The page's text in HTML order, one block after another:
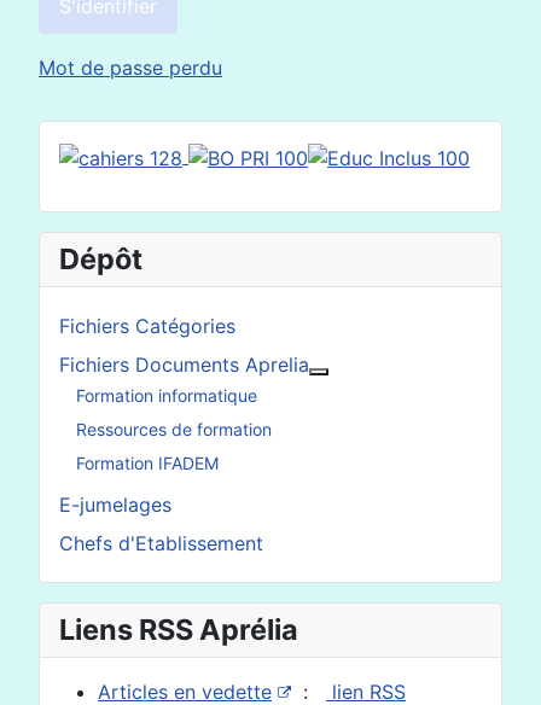
S'identifier
Mot de passe perdu
Dépôt
Fichiers Catégories
Fichiers Documents Aprelia
Formation informatique
Ressources de formation
Formation IFADEM
E-jumelages
Chefs d'Etablissement
Liens RSS Aprélia
Articles en vedette :
lien RSS